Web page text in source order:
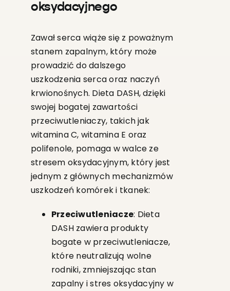
oksydacyjnego
Zawał serca wiąże się z poważnym
stanem zapalnym, który może
prowadzić do dalszego
uszkodzenia serca oraz naczyń
krwionośnych. Dieta DASH, dzięki
swojej bogatej zawartości
przeciwutleniaczy, takich jak
witamina C, witamina E oraz
polifenole, pomaga w walce ze
stresem oksydacyjnym, który jest
jednym z głównych mechanizmów
uszkodzeń komórek i tkanek:
Przeciwutleniacze: Dieta
DASH zawiera produkty
bogate w przeciwutleniacze,
które neutralizują wolne
rodniki, zmniejszając stan
zapalny i stres oksydacyjny w